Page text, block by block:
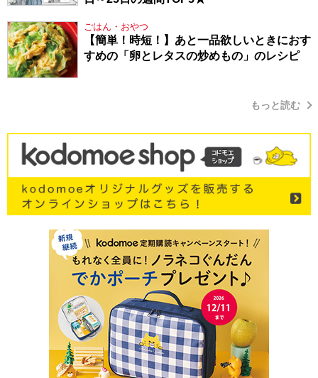
ごはん・おやつ
【簡単！時短！】あと一品欲しいときにおす
すめの「卵とレタスの炒めもの」のレシピ
もっと読む